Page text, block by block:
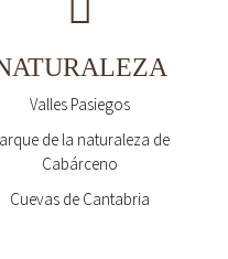
Valles Pasiegos
de la naturaleza de
Cabárceno
Cuevas de Cantabria